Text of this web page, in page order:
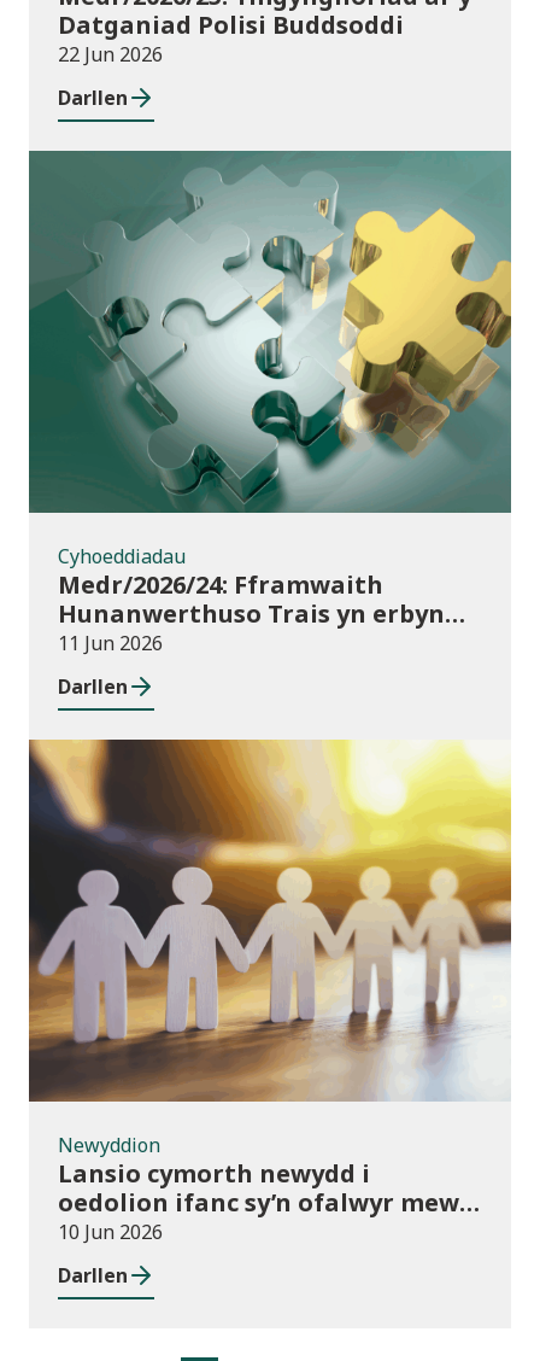
Datganiad Polisi Buddsoddi
22 Jun 2026
Darllen
Cyhoeddiadau
Cyhoeddiadau
Medr/2026/24: Fframwaith
Hunanwerthuso Trais yn erbyn
Menywod, Cam-drin Domestig a
Thrais Rhywiol (VAWDASV) ar
gyfer prifysgolion a darparwyr
11 Jun 2026
Darllen
Newyddion
Newyddion
Lansio cymorth newydd i
oedolion ifanc sy’n ofalwyr mewn
addysg bellach
10 Jun 2026
Darllen